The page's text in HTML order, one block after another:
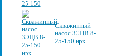
Скважинный
насос 3ЭЦВ 8-
25-150 нрк